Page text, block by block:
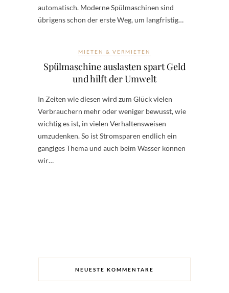
automatisch. Moderne Spülmaschinen sind
übrigens schon der erste Weg, um langfristig…
MIETEN & VERMIETEN
Spülmaschine auslasten spart Geld
und hilft der Umwelt
In Zeiten wie diesen wird zum Glück vielen
Verbrauchern mehr oder weniger bewusst, wie
wichtig es ist, in vielen Verhaltensweisen
umzudenken. So ist Stromsparen endlich ein
gängiges Thema und auch beim Wasser können
wir…
NEUESTE KOMMENTARE